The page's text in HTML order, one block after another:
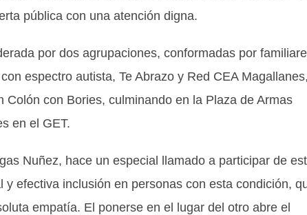
pública con una atención digna.
por dos agrupaciones, conformadas por
espectro autista, Te Abrazo y Red CEA
con Bories, culminando en la Plaza de Armas
en el GET.
Nuñez, hace un especial llamado a participar de
efectiva inclusión en personas con esta condición,
empatía. El ponerse en el lugar del otro abre el